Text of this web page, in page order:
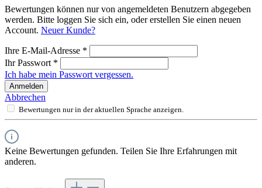
Bewertungen können nur von angemeldeten Benutzern abgegeben
werden. Bitte loggen Sie sich ein, oder erstellen Sie einen neuen
Account. Neuer Kunde?
Ihre E-Mail-Adresse *
Ihr Passwort *
Ich habe mein Passwort vergessen.
Anmelden
Abbrechen
Bewertungen nur in der aktuellen Sprache anzeigen.
Keine Bewertungen gefunden. Teilen Sie Ihre Erfahrungen mit
anderen.